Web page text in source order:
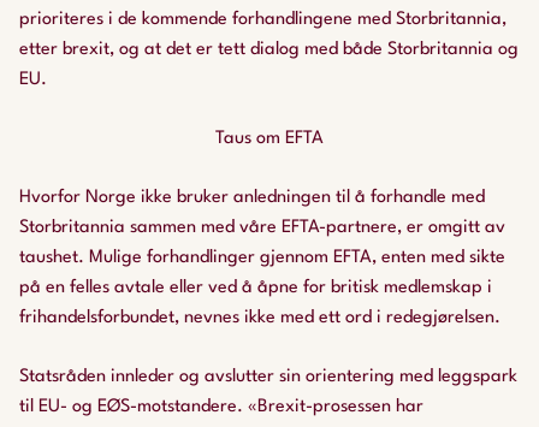
prioriteres i de kommende forhandlingene med Storbritannia,
etter brexit, og at det er tett dialog med både Storbritannia og
EU.
Taus om EFTA
Hvorfor Norge ikke bruker anledningen til å forhandle med
Storbritannia sammen med våre EFTA-partnere, er omgitt av
taushet. Mulige forhandlinger gjennom EFTA, enten med sikte
på en felles avtale eller ved å åpne for britisk medlemskap i
frihandelsforbundet, nevnes ikke med ett ord i redegjørelsen.
Statsråden innleder og avslutter sin orientering med leggspark
til EU- og EØS-motstandere. «Brexit-prosessen har